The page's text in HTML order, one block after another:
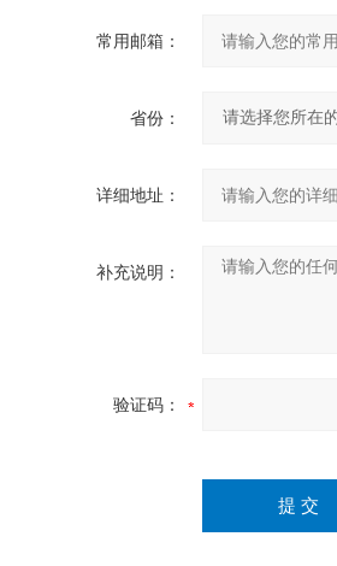
常用邮箱：
省份：
详细地址：
补充说明：
验证码：